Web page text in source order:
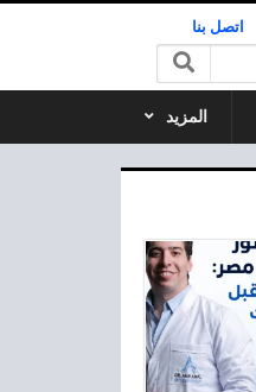
اتصل بنا
المزيد